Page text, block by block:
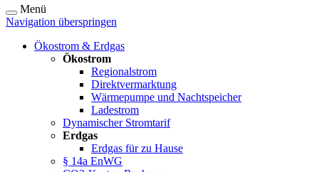
Menü
Navigation überspringen
Ökostrom & Erdgas
Ökostrom
Regionalstrom
Direktvermarktung
Wärmepumpe und Nachtspeicher
Ladestrom
Dynamischer Stromtarif
Erdgas
Erdgas für zu Hause
§ 14a EnWG